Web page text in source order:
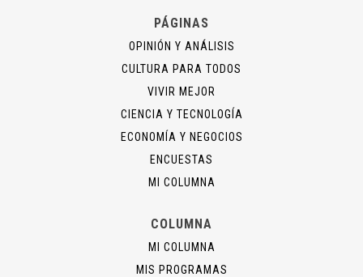
PÁGINAS
OPINIÓN Y ANÁLISIS
CULTURA PARA TODOS
VIVIR MEJOR
CIENCIA Y TECNOLOGÍA
ECONOMÍA Y NEGOCIOS
ENCUESTAS
MI COLUMNA
COLUMNA
MI COLUMNA
MIS PROGRAMAS